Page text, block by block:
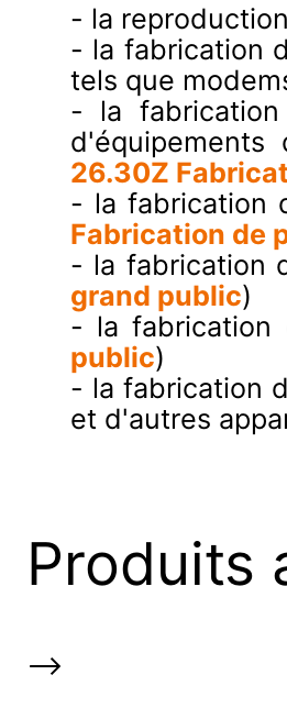
- la
- la fabrication
tels que
- la fabrication
26.30Z
- la fabrication
Fabrication de
- la fabrication
grand public)
- la fabrication
public)
- la fabrication
et d'autres
Produits
-->